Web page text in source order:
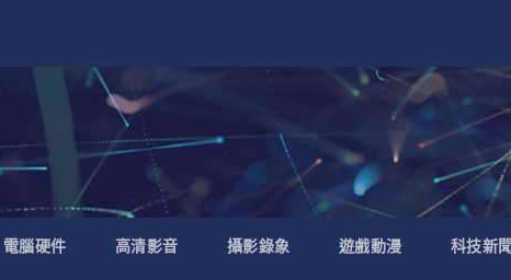
電腦硬件 高清影音 攝影錄象 遊戲動漫 科技新